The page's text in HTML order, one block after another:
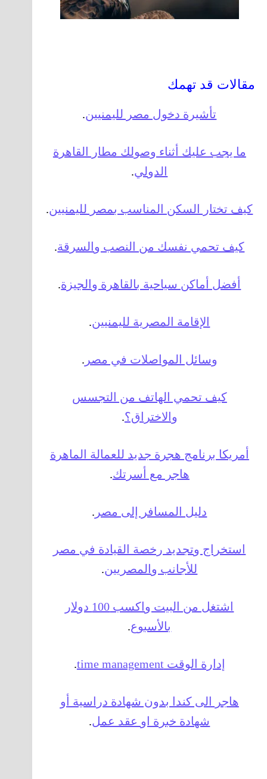
مقالات قد تهمك
تأشيرة دخول مصر لليمنيين.
ما يجب عليك أثناء وصولك مطار القاهرة
الدولي.
كيف تختار السكن المناسب بمصر لليمنيين.
كيف تحمي نفسك من النصب والسرقة.
أفضل أماكن سياحية بالقاهرة والجيزة.
الإقامة المصرية لليمنيين.
وسائل المواصلات في مصر .
كيف تحمي الهاتف من التجسس
والاختراق؟.
أمريكا برنامج هجرة جديد للعمالة الماهرة
هاجر مع أسرتك.
دليل المسافر إلى مصر .
استخراج وتجديد رخصة القيادة في مصر
للأجانب والمصريين.
اشتغل من البيت واكسب 100 دولار
بالأسبوع.
إدارة الوقت time management .
هاجر الى كندا بدون شهادة دراسية أو
شهادة خبرة او عقد عمل.